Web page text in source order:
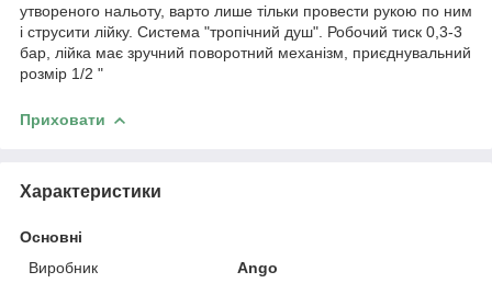
утвореного нальоту, варто лише тільки провести рукою по ним
і струсити лійку. Система "тропічний душ". Робочий тиск 0,3-3
бар, лійка має зручний поворотний механізм, приєднувальний
розмір 1/2 "
Приховати
Характеристики
Основні
Виробник
Ango